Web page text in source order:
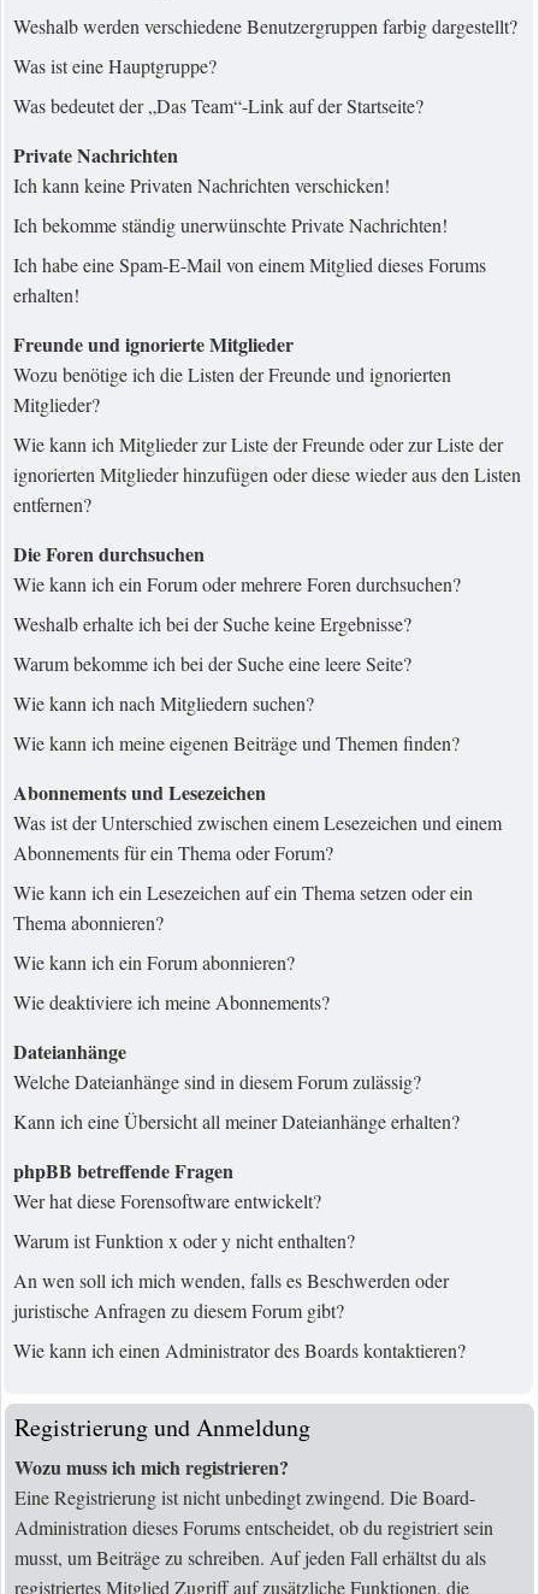
Weshalb werden verschiedene Benutzergruppen farbig dargestellt?
Was ist eine Hauptgruppe?
Was bedeutet der „Das Team“-Link auf der Startseite?
Private Nachrichten
Ich kann keine Privaten Nachrichten verschicken!
Ich bekomme ständig unerwünschte Private Nachrichten!
Ich habe eine Spam-E-Mail von einem Mitglied dieses Forums
erhalten!
Freunde und ignorierte Mitglieder
Wozu benötige ich die Listen der Freunde und ignorierten
Mitglieder?
Wie kann ich Mitglieder zur Liste der Freunde oder zur Liste der
ignorierten Mitglieder hinzufügen oder diese wieder aus den Listen
entfernen?
Die Foren durchsuchen
Wie kann ich ein Forum oder mehrere Foren durchsuchen?
Weshalb erhalte ich bei der Suche keine Ergebnisse?
Warum bekomme ich bei der Suche eine leere Seite?
Wie kann ich nach Mitgliedern suchen?
Wie kann ich meine eigenen Beiträge und Themen finden?
Abonnements und Lesezeichen
Was ist der Unterschied zwischen einem Lesezeichen und einem
Abonnements für ein Thema oder Forum?
Wie kann ich ein Lesezeichen auf ein Thema setzen oder ein
Thema abonnieren?
Wie kann ich ein Forum abonnieren?
Wie deaktiviere ich meine Abonnements?
Dateianhänge
Welche Dateianhänge sind in diesem Forum zulässig?
Kann ich eine Übersicht all meiner Dateianhänge erhalten?
phpBB betreffende Fragen
Wer hat diese Forensoftware entwickelt?
Warum ist Funktion x oder y nicht enthalten?
An wen soll ich mich wenden, falls es Beschwerden oder
juristische Anfragen zu diesem Forum gibt?
Wie kann ich einen Administrator des Boards kontaktieren?
Registrierung und Anmeldung
Wozu muss ich mich registrieren?
Eine Registrierung ist nicht unbedingt zwingend. Die Board-
Administration dieses Forums entscheidet, ob du registriert sein
musst, um Beiträge zu schreiben. Auf jeden Fall erhältst du als
registriertes Mitglied Zugriff auf zusätzliche Funktionen, die